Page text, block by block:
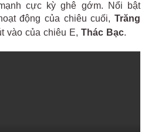
cực kỳ ghê gớm. Nổi bật
động của chiêu cuối, Trăng
vào của chiêu E, Thác Bạc.